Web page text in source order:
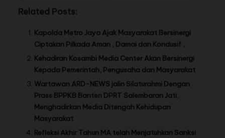
Related Posts:
Kapolda Metro Jaya Ajak Masyarakat Bersinergi
Ciptakan Pilkada Aman , Damai dan Kondusif ,
Kehadiran Kosambi Media Center Akan Bersinergi
Kepada Pemerintah, Pengusaha dan Masyarakat
Wartawan ARD-NEWS jalin Silaturahmi Dengan
Prass BPPKB Banten DPRT Salembaran Jati,
Menghadirkan Media Ditengah Kehidupan
Masyarakat
Refleksi Akhir Tahun MA telah Menjatuhkan Sanksi